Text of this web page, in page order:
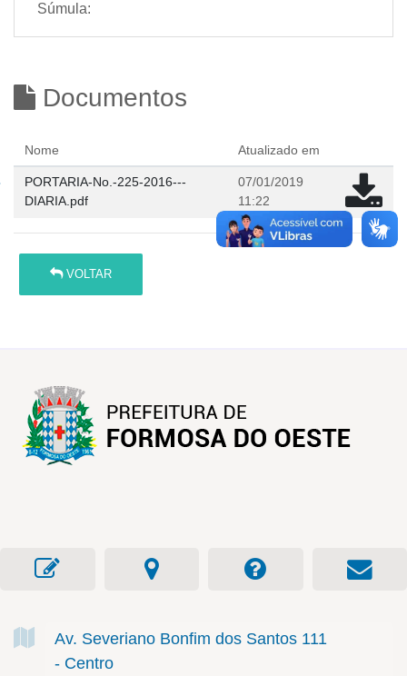
Súmula:
Documentos
Nome Atualizado em
PORTARIA-No.-225-2016---
DIARIA.pdf
07/01/2019
11:22
VOLTAR
Av. Severiano Bonfim dos Santos 111
- Centro